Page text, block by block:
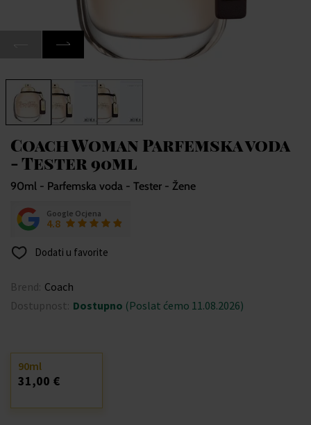
Coach Woman Parfemska voda
- Tester 90ml
90ml - Parfemska voda - Tester - Žene
Google Ocjena
4.8
Dodati u favorite
Brend: Coach
Dostupnost: Dostupno (Poslat ćemo 11.08.2026)
90ml
31,00 €